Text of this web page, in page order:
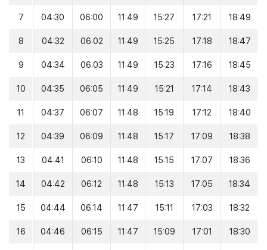
7 04:30 06:00 11:49 15:27 17:21 18:49
8 04:32 06:02 11:49 15:25 17:18 18:47
9 04:34 06:03 11:49 15:23 17:16 18:45
10 04:35 06:05 11:49 15:21 17:14 18:43
11 04:37 06:07 11:48 15:19 17:12 18:40
12 04:39 06:09 11:48 15:17 17:09 18:38
13 04:41 06:10 11:48 15:15 17:07 18:36
14 04:42 06:12 11:48 15:13 17:05 18:34
15 04:44 06:14 11:47 15:11 17:03 18:32
16 04:46 06:15 11:47 15:09 17:01 18:30